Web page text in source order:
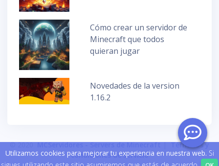
Cómo crear un servidor de
Minecraft que todos
quieran jugar
Novedades de la version
1.16.2
© 2020 MCServidores - Servers de Minecraft| Términos y
condiciones de servicio
Utilizamos cookies para mejorar tu experiencia en nuestra web. Si